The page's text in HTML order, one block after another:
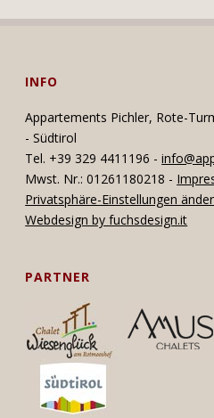
INFO
Appartements Pichler, Rote-
- Südtirol
Tel. +39 329 4411196 -
Mwst. Nr.: 01261180218 -
Privatsphäre-Einstellungen
Webdesign by fuchsdesign.it
PARTNER